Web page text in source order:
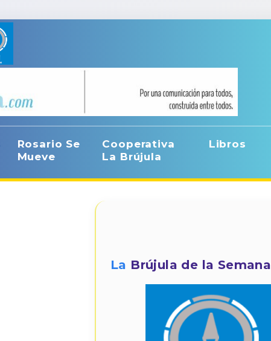
Rosario Se
Mueve
Cooperativa
La Brújula
Libros
La Brújula de la Semana